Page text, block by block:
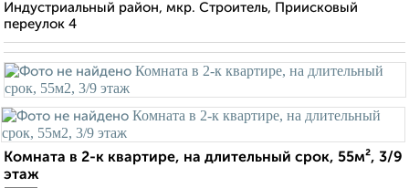
Индустриальный район, мкр. Строитель, Приисковый
переулок 4
Комната в 2-к квартире, на длительный срок, 55м², 3/9
этаж